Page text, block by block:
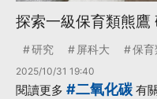
探索一級保育類熊鷹
研究 屏科大 保育
2025/10/31 19:40
閱讀更多 #二氧化碳 有